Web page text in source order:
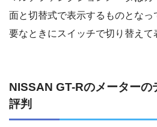
面と切替式で表示するものとな
要なときにスイッチで切り替えて
NISSAN GT-Rのメーターの
評判